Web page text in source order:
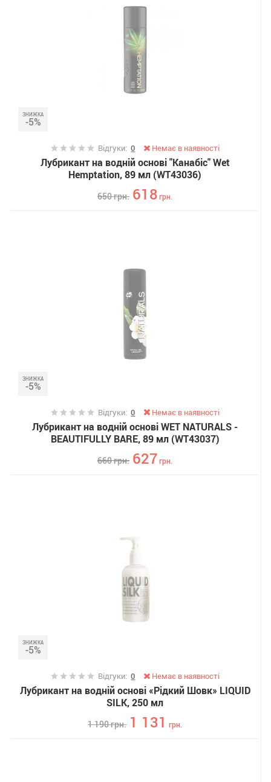
ЗНИЖКА
-5%
Відгуки:0 Немає в наявності
Лубрикант на водній основі "Канабіс" Wet
Hemptation, 89 мл (WT43036)
650грн. 618грн.
ЗНИЖКА
-5%
Відгуки:0 Немає в наявності
Лубрикант на водній основі WET NATURALS -
BEAUTIFULLY BARE, 89 мл (WT43037)
660грн. 627грн.
ЗНИЖКА
-5%
Відгуки:0 Немає в наявності
Лубрикант на водній основі «Рідкий Шовк» LIQUID
SILK, 250 мл
1 190грн. 1 131 грн.